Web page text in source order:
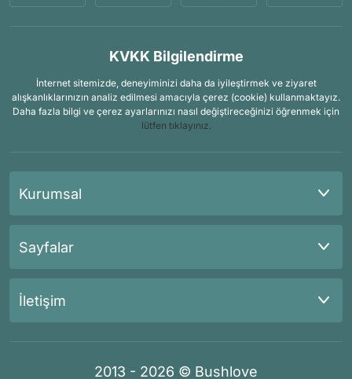
KVKK Bilgilendirme
İnternet sitemizde, deneyiminizi daha da iyileştirmek ve ziyaret
alışkanlıklarınızın analiz edilmesi amacıyla çerez (cookie) kullanmaktayız.
Daha fazla bilgi ve çerez ayarlarınızı nasıl değiştireceğinizi öğrenmek için
lütfen tıklayınız.
Kurumsal
Sayfalar
İletişim
2013 - 2026 © Bushlove